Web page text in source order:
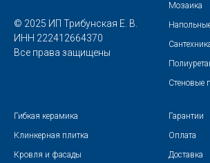
© 2025 ИП Трибунская Е. В.
ИНН 222412664370
Все права защищены
Мозаика
Стеновые
Гибкая керамика
Клинкерная плитка
Кровля и фасады
Гарантии
Оплата
Доставка